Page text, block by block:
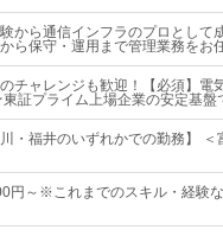
験から通信インフラのプロとし
ら保守・運用まで管理業務をお
チャレンジも歓迎！【必須】電
証プライム上場企業の安定基盤
川・福井のいずれかでの勤務】
円～※これまでのスキル・経験